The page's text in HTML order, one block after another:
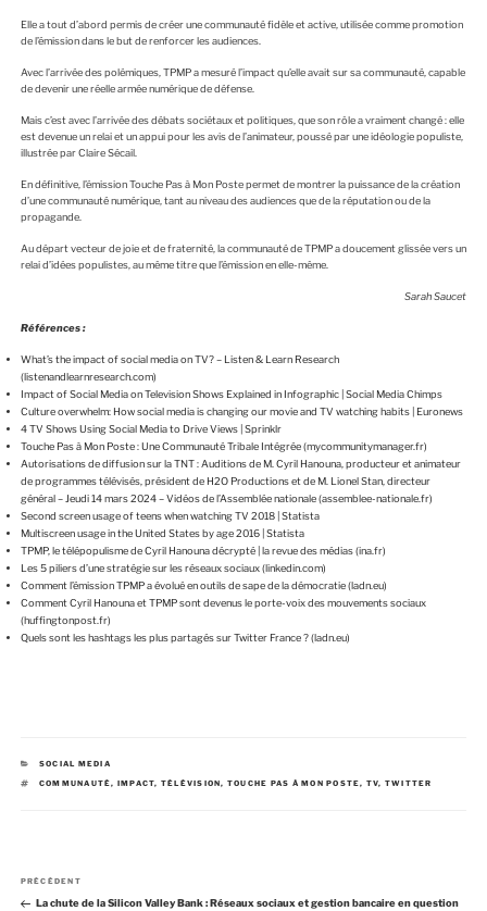
Elle a tout d’abord permis de créer une communauté fidèle et active, utilisée comme promotion
de l’émission dans le but de renforcer les audiences.
Avec l’arrivée des polémiques, TPMP a mesuré l’impact qu’elle avait sur sa communauté, capable
de devenir une réelle armée numérique de défense.
Mais c’est avec l’arrivée des débats sociétaux et politiques, que son rôle a vraiment changé : elle
est devenue un relai et un appui pour les avis de l’animateur, poussé par une idéologie populiste,
illustrée par Claire Sécail.
En définitive, l’émission Touche Pas à Mon Poste permet de montrer la puissance de la création
d’une communauté numérique, tant au niveau des audiences que de la réputation ou de la
propagande.
Au départ vecteur de joie et de fraternité, la communauté de TPMP a doucement glissée vers un
relai d’idées populistes, au même titre que l’émission en elle-même.
Sarah Saucet
Références :
What’s the impact of social media on TV? – Listen & Learn Research
(listenandlearnresearch.com)
Impact of Social Media on Television Shows Explained in Infographic | Social Media Chimps
Culture overwhelm: How social media is changing our movie and TV watching habits | Euronews
4 TV Shows Using Social Media to Drive Views | Sprinklr
Touche Pas à Mon Poste : Une Communauté Tribale Intégrée (mycommunitymanager.fr)
Autorisations de diffusion sur la TNT : Auditions de M. Cyril Hanouna, producteur et animateur
de programmes télévisés, président de H2O Productions et de M. Lionel Stan, directeur
général – Jeudi 14 mars 2024 – Vidéos de l’Assemblée nationale (assemblee-nationale.fr)
Second screen usage of teens when watching TV 2018 | Statista
Multiscreen usage in the United States by age 2016 | Statista
TPMP, le télépopulisme de Cyril Hanouna décrypté | la revue des médias (ina.fr)
Les 5 piliers d’une stratégie sur les réseaux sociaux (linkedin.com)
Comment l’émission TPMP a évolué en outils de sape de la démocratie (ladn.eu)
Comment Cyril Hanouna et TPMP sont devenus le porte-voix des mouvements sociaux
(huffingtonpost.fr)
Quels sont les hashtags les plus partagés sur Twitter France ? (ladn.eu)
C
T
SOCIAL MEDIA
É
E
COMMUNAUTÉ, IMPACT, TÉLÉVISION, TOUCHE PAS À MON POSTE, TV, TWITTER
A
r
PRÉCÉDENT
La chute de la Silicon Valley Bank : Réseaux sociaux et gestion bancaire en question